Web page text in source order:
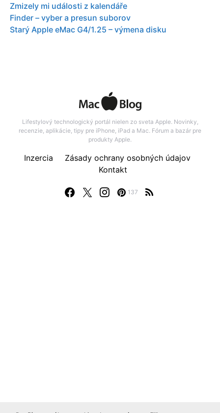
Zmizely mi události z kalendáře
Finder – vyber a presun suborov
Starý Apple eMac G4/1.25 – výmena disku
Lifestylový technologický portál nielen zo sveta Apple. Novinky,
recenzie, aplikácie, tipy pre iPhone, iPad a Mac. Fórum a bazár pre
produkty Apple.
137
Inzercia
Zásady ochrany osobných údajov
Kontakt